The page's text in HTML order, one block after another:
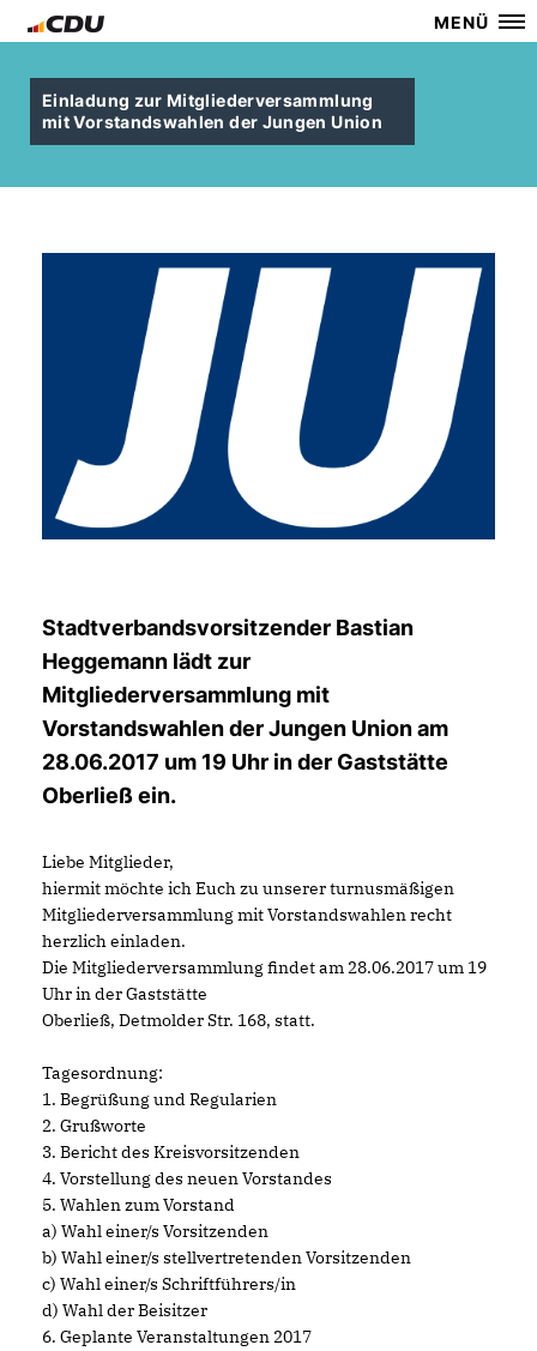
MENÜ
Einladung zur Mitgliederversammlung
mit Vorstandswahlen der Jungen Union
Stadtverbandsvorsitzender Bastian
Heggemann lädt zur
Mitgliederversammlung mit
Vorstandswahlen der Jungen Union am
28.06.2017 um 19 Uhr in der Gaststätte
Oberließ ein.
Liebe Mitglieder,
hiermit möchte ich Euch zu unserer turnusmäßigen
Mitgliederversammlung mit Vorstandswahlen recht
herzlich einladen.
Die Mitgliederversammlung findet am 28.06.2017 um 19
Uhr in der Gaststätte
Oberließ, Detmolder Str. 168, statt.
Tagesordnung:
1. Begrüßung und Regularien
2. Grußworte
3. Bericht des Kreisvorsitzenden
4. Vorstellung des neuen Vorstandes
5. Wahlen zum Vorstand
a) Wahl einer/s Vorsitzenden
b) Wahl einer/s stellvertretenden Vorsitzenden
c) Wahl einer/s Schriftführers/in
d) Wahl der Beisitzer
6. Geplante Veranstaltungen 2017